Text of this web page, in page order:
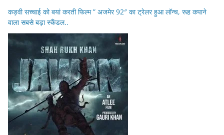
कड़वी सच्चाई को बयां करती फिल्म ” अजमेर 92″ का ट्रेलर हुआ लॉन्च, रूह कपाने
वाला सबसे बड़ा स्कैंडल..